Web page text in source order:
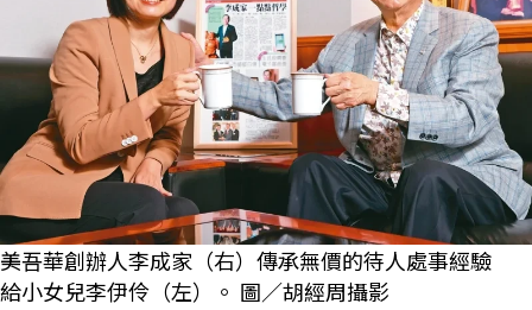
美吾華創辦人李成家（右）傳承無價的待人處事經驗
給小女兒李伊伶（左）。 圖／胡經周攝影